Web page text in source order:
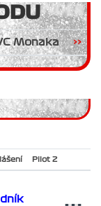
Monaka >>
Pilot 2